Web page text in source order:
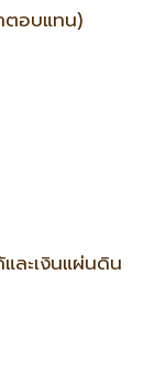
ตอบแทน)
ละเงินแผ่นดิน